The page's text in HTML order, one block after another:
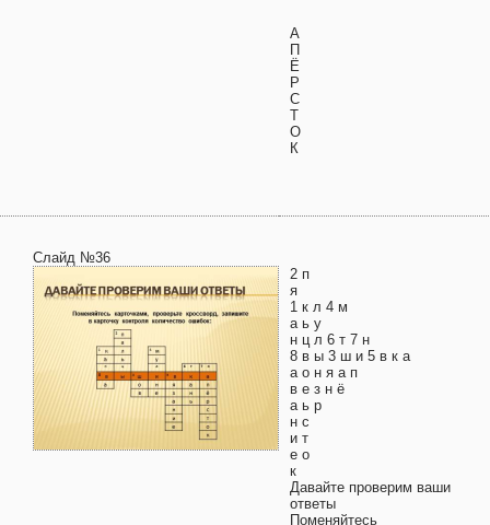
А
П
Ё
Р
С
Т
О
К
Слайд №36
2 п
я
1 к л 4 м
а ь у
н ц л 6 т 7 н
8 в ы 3 ш и 5 в к а
а о н я а п
в е з н ё
а ь р
н с
и т
е о
к
Давайте проверим ваши
ответы
Поменяйтесь